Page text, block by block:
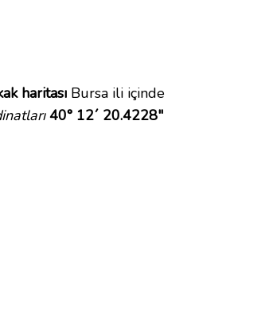
haritası Bursa ili içinde
40° 12´ 20.4228"